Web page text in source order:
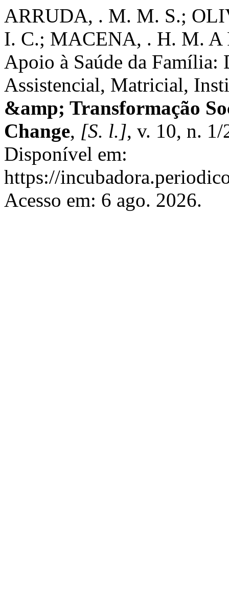
ARRUDA, . M. M. S.;
I. C.; MACENA, . H. M. A
Apoio à Saúde da Família:
Assistencial, Matricial,
&amp; Transformação
Change, [S. l.], v. 10, n.
Disponível em:
https://
Acesso em: 6 ago. 2026.